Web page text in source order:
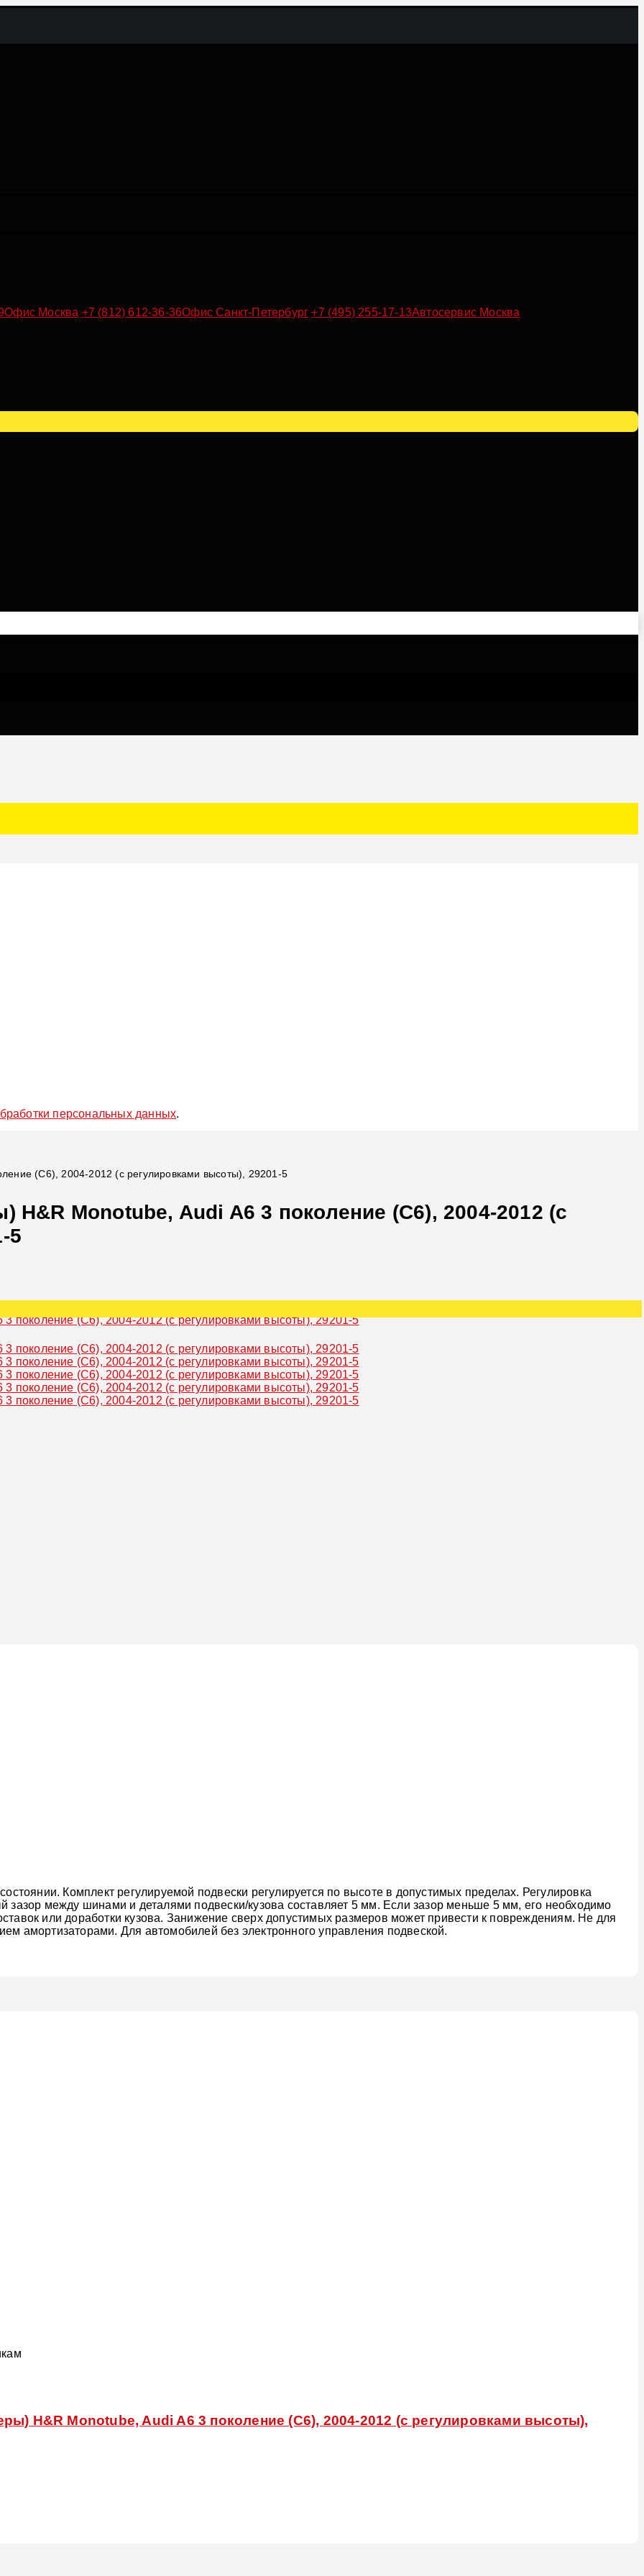
Офис Москва +7 (812) 612-36-36Офис Санкт-Петербург +7 (495) 255-17-13Автосервис Москва
персональных данных.
(C6), 2004-2012 (с регулировками высоты), 29201-5
H&R Monotube, Audi A6 3 поколение (C6), 2004-2012 (с
5
Комплект регулируемой подвески регулируется по высоте в допустимых пределах. Регулировка
зазор между шинами и деталями подвески/кузова составляет 5 мм. Если зазор меньше 5 мм, его необходимо
или доработки кузова. Занижение сверх допустимых размеров может привести к повреждениям. Не для
амортизаторами. Для автомобилей без электронного управления подвеской.
H&R Monotube, Audi A6 3 поколение (C6), 2004-2012 (с регулировками высоты),